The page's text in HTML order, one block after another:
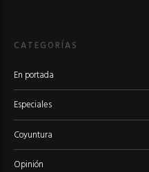
CATEGORÍAS
En portada
Especiales
Coyuntura
Opinión